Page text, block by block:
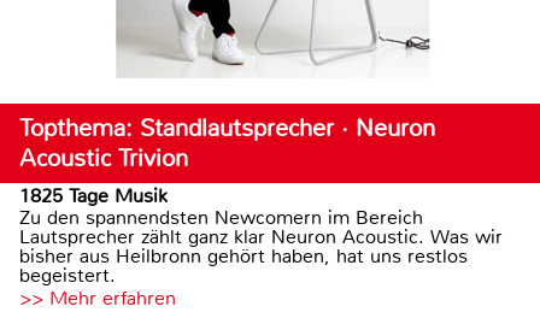
Topthema: Standlautsprecher · Neuron
Acoustic Trivion
1825 Tage Musik
Zu den spannendsten Newcomern im Bereich
Lautsprecher zählt ganz klar Neuron Acoustic. Was wir
bisher aus Heilbronn gehört haben, hat uns restlos
begeistert.
>> Mehr erfahren